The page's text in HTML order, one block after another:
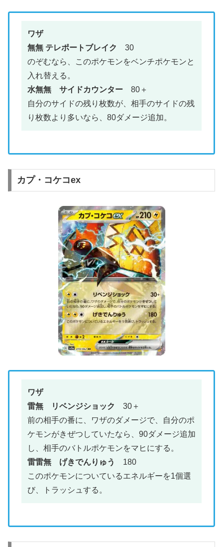
ワザ
無無 テレポートブレイク
30
のぞむなら、このポケモンをベンチポケモンと
入れ替える。
水無無 サイドカウンター 80＋
自分のサイドの残り枚数が、相手のサイドの残
り枚数より多いなら、80ダメージ追加。
カプ・コケコex
ワザ
雷無 リベンジショック
30＋
前の相手の番に、ワザのダメージで、自分のポ
ケモンがきぜつしていたなら、90ダメージ追加
し、相手のバトルポケモンをマヒにする。
雷雷無 げきでんりゅう
180
このポケモンについているエネルギーを1個選
び、トラッシュする。